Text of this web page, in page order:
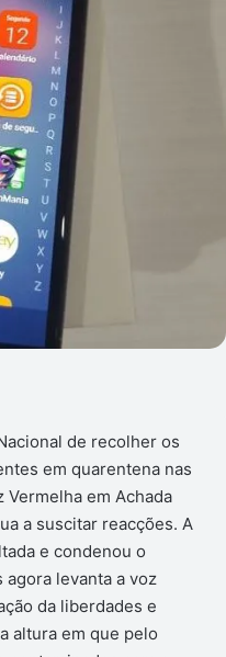
de recolher os
em quarentena nas
Vermelha em Achada
a suscitar reacções. A
e condenou o
levanta a voz
da liberdades e
altura em que pelo